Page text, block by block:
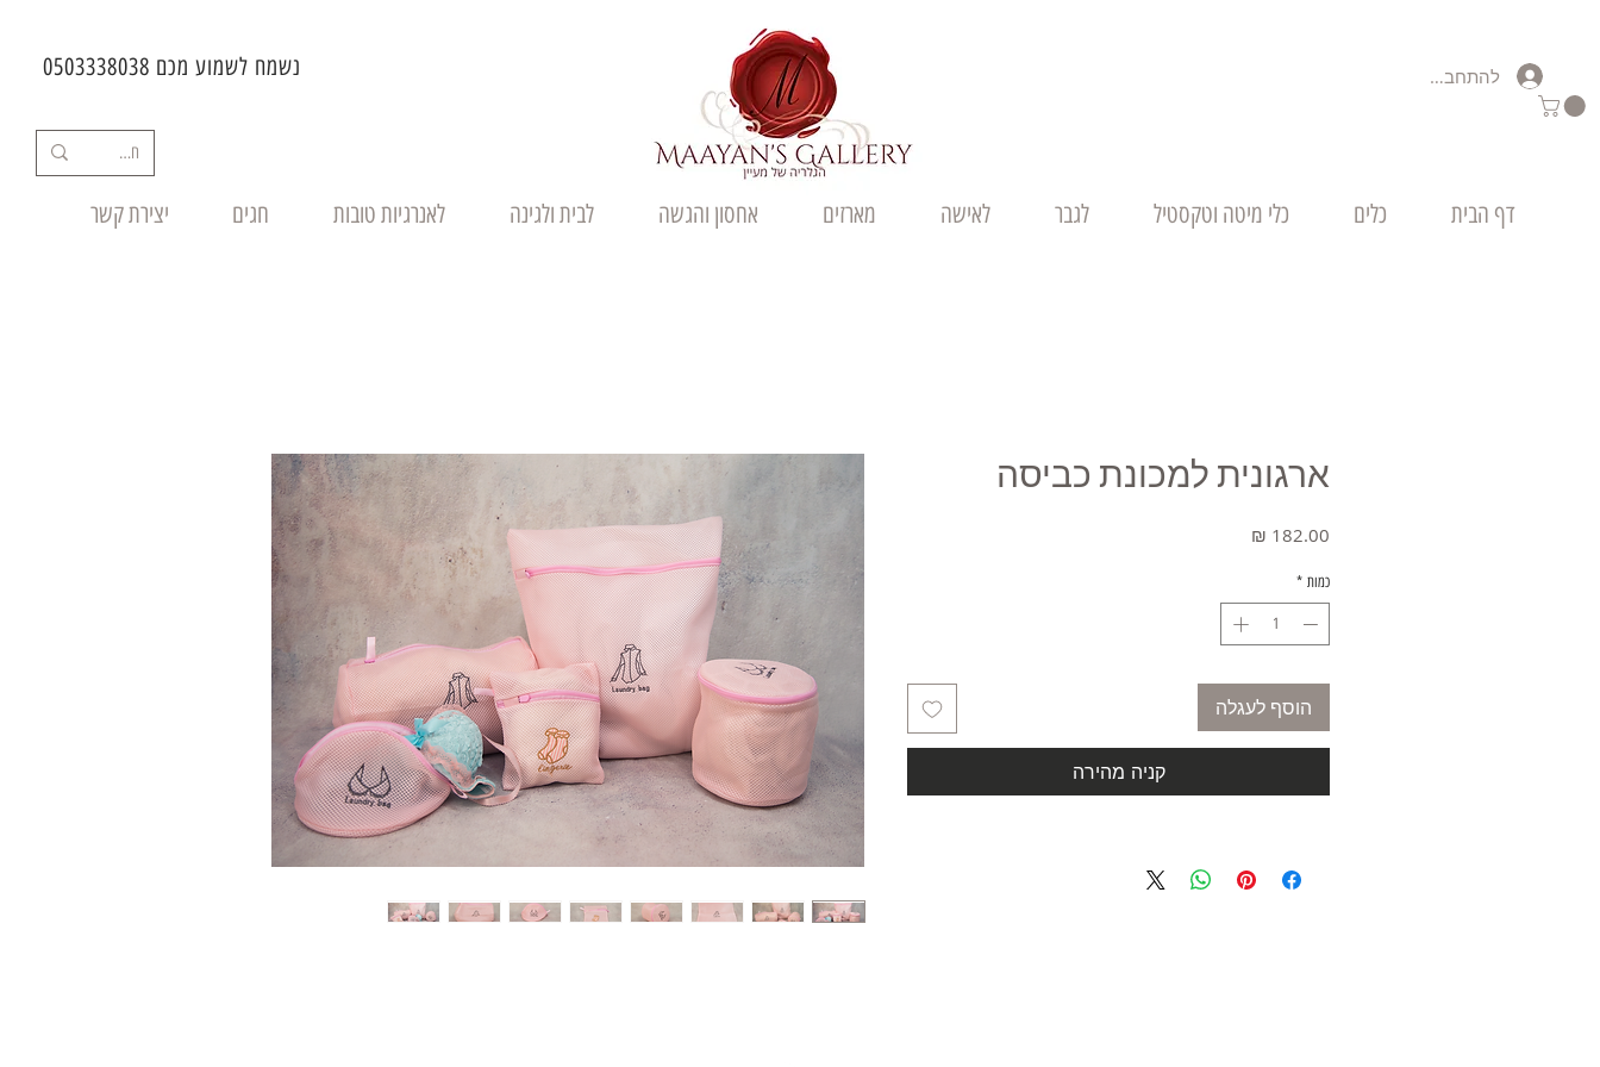
נשמח לשמוע מכם 0503338038 להתחברות
דף הבית כלים כלי מיטה וטקסטיל לגבר לאישה מארזים אחסון והגשה לבית ולגינה לאנרגיות טובות חגים יצירת קשר
ארגונית למכונת כביסה
כמות *
הוסף לעגלה
קניה מהירה